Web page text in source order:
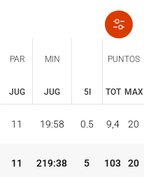
PAR MIN
5I
PUNTOS
JUG JUG TOT MAX
PAR MIN
5I
PUNTOS
11 19:58 0.5 9,4 20
11 219:38 5 103 20